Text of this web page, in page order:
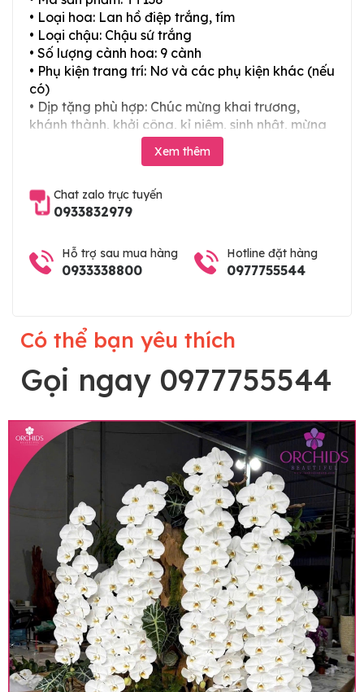
• Loại hoa: Lan hồ điệp trắng, tím
• Loại chậu: Chậu sứ trắng
• Số lượng cành hoa: 9 cành
• Phụ kiện trang trí: Nơ và các phụ kiện khác (nếu
có)
• Dịp tặng phù hợp: Chúc mừng khai trương,
khánh thành, khởi công, kỉ niệm, sinh nhật, mừng
thọ, mừng cưới, tân gia và các ngày lễ tết trong
Lưu ý trước khi đặt hàng
• Về cây hoa: Một chậu hoa lan hồ điệp đẹp và
hoàn chỉnh sẽ được phối ghép từ nhiều cây hoa
và tạo dáng hoàn toàn thủ công nên có thể sẽ
khác nhau đôi chút giữa sản phẩm thực tế và
Xem thêm
Chat zalo trực tuyến
0933832979
Hỗ trợ sau mua hàng
0933338800
Hotline đặt hàng
0977755544
Có thể bạn yêu thích
Gọi ngay 0977755544